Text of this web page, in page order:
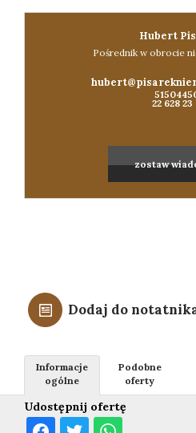
Hubert
Pośrednik w obrocie
22 628 23
zostaw
Dodaj do
Udostępnij ofertę
Informacje
ogólne
Podobne
oferty